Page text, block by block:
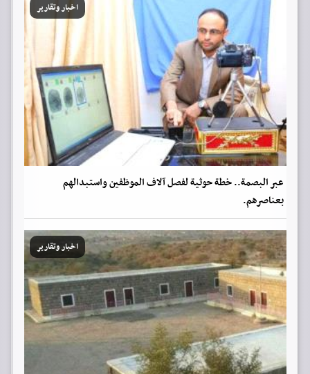
اخبار وتقارير
عبر البصمة.. خطة حوثية لفصل آلاف الموظفين واستبدالهم
بعناصرهم.
اخبار وتقارير